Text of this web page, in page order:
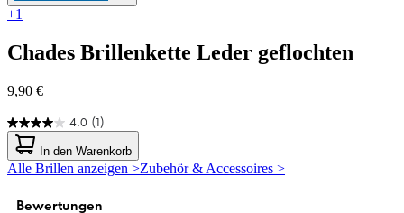
+1
Chades Brillenkette Leder geflochten
9,90 €
4.0 (1)
4.0
von
5
Sternen.
In den Warenkorb
Alle Brillen anzeigen >Zubehör & Accessoires >